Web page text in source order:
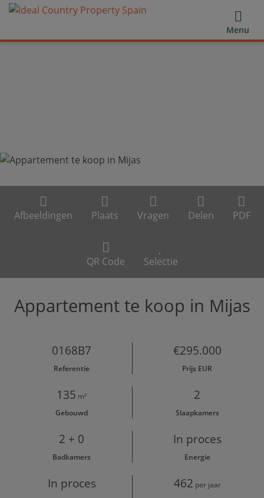
Menu
Afbeeldingen Plaats Vragen Delen PDF
QR Code Selectie
Appartement te koop in Mijas
0168B7
Referentie
€295.000
Prijs EUR
135 m²
Gebouwd
2
Slaapkamers
2 + 0
Badkamers
In proces
Energie
In proces 462 per jaar